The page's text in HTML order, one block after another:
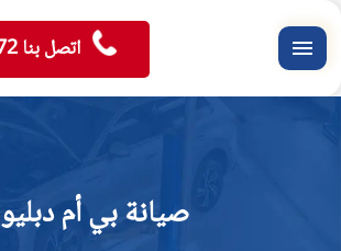
القائمة
اتصل بنا 0555182872
صيانة بي أم دبليو